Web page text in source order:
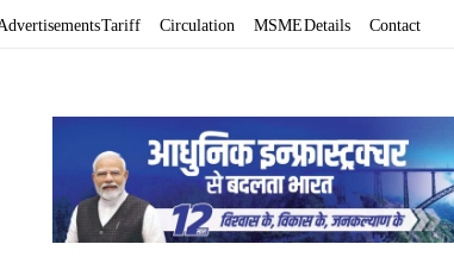
Tariff Circulation MSME Details Contact